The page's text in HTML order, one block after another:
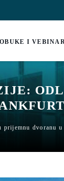
OBUKE I
prijemnu dvoranu